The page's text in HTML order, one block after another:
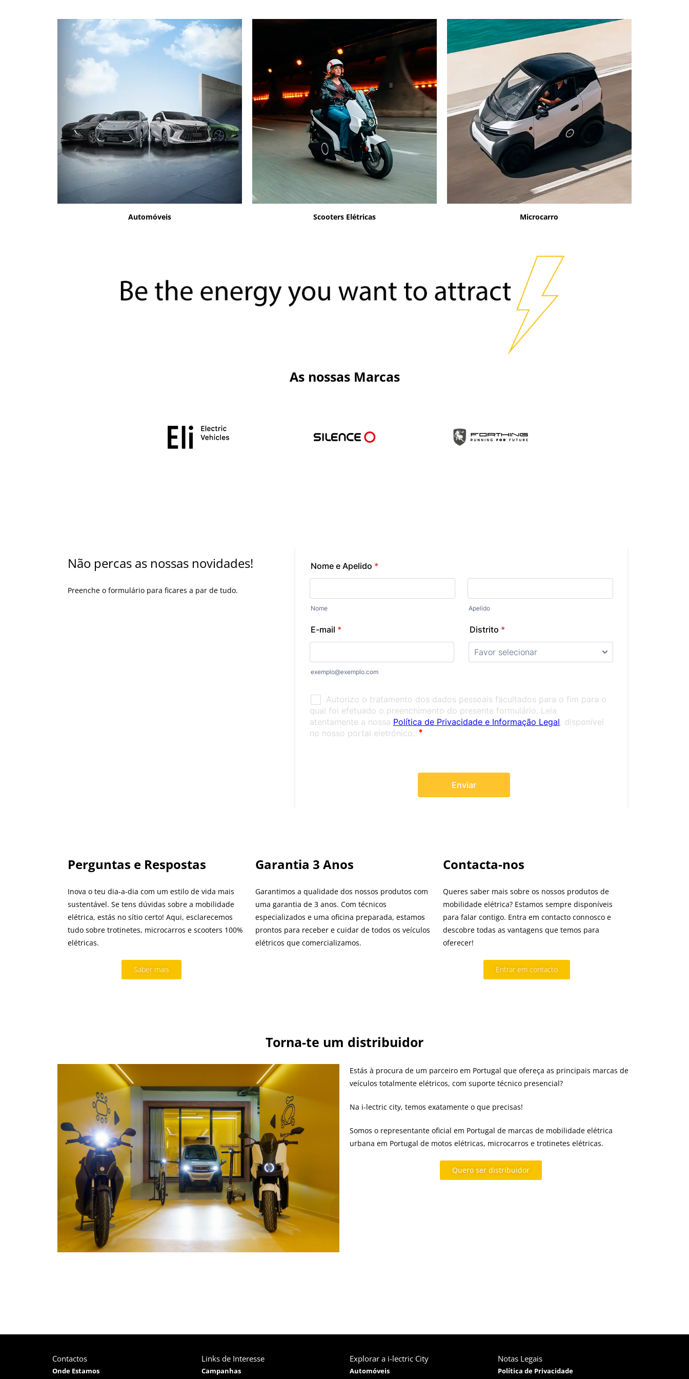
Automóveis Scooters Elétricas Microcarro
As nossas Marcas
Não percas as nossas novidades!
Preenche o formulário para ficares a par de tudo.
Perguntas e Respostas
Inova o teu dia-a-dia com um estilo de vida mais
sustentável. Se tens dúvidas sobre a mobilidade
elétrica, estás no sítio certo! Aqui, esclarecemos
tudo sobre trotinetes, microcarros e scooters 100%
elétricas.
Saber mais
Garantia 3 Anos
Garantimos a qualidade dos nossos produtos com
uma garantia de 3 anos. Com técnicos
especializados e uma oficina preparada, estamos
prontos para receber e cuidar de todos os veículos
elétricos que comercializamos.
Contacta-nos
Queres saber mais sobre os nossos produtos de
mobilidade elétrica? Estamos sempre disponíveis
para falar contigo. Entra em contacto connosco e
descobre todas as vantagens que temos para
oferecer!
Entrar em contacto
Torna-te um distribuidor
Estás à procura de um parceiro em Portugal que ofereça as principais marcas de
veículos totalmente elétricos, com suporte técnico presencial?
Na i-lectric city, temos exatamente o que precisas!
Somos o representante oficial em Portugal de marcas de mobilidade elétrica
urbana em Portugal de motos elétricas, microcarros e trotinetes elétricas.
Quero ser distribuidor
Contactos
Onde Estamos
Links de Interesse
Campanhas
Explorar a i-lectric City
Automóveis
Notas Legais
Política de Privacidade